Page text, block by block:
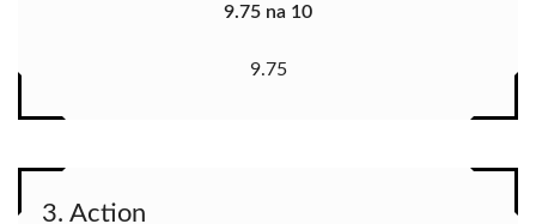
9.75 na 10
9.75
3. Action